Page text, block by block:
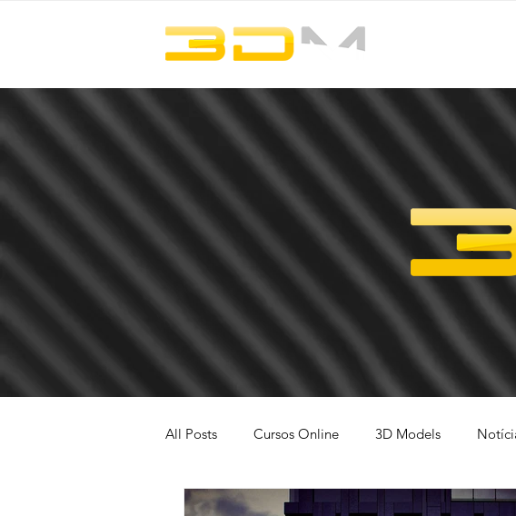
All Posts Cursos Online 3D Models
Produtos Referência Textura